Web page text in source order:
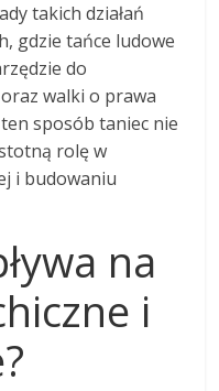
takich działań
gdzie tańce ludowe
do
walki o prawa
sposób taniec nie
rolę w
i budowaniu
na
i